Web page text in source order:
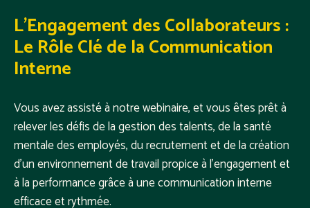
L'Engagement des Collaborateurs :
Le Rôle Clé de la Communication
Interne
Vous avez assisté à notre webinaire, et vous êtes prêt à
relever les défis de la gestion des talents, de la santé
mentale des employés, du recrutement et de la création
d'un environnement de travail propice à l'engagement et
à la performance grâce à une communication interne
efficace et rythmée.